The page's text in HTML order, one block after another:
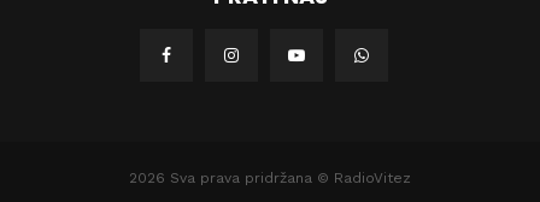
2026 Sva prava pridržana © RadioVitez